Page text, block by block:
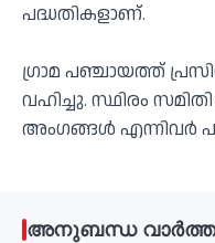
പദ്ധതികളാണ്.
ഗ്രാമ പഞ്ചായത്ത്‌
വഹിച്ചു. സ്ഥിരം
അംഗങ്ങൾ എന്നിവർ
അനുബന്ധ